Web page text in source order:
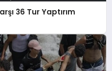
36 Tur Yaptırım